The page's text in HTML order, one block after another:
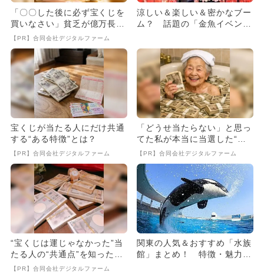
「〇〇した後に必ず宝くじを
買いなさい」貧乏が億万長者
に
【PR】合同会社デジタルファーム
涼しい＆楽しい＆密かなブー
ム？ 話題の「金魚イベン
宝くじが当たる人にだけ共通
する“ある特徴”とは？
【PR】合同会社デジタルファーム
「どうせ当たらない」と思っ
てた私が本当に当選した“買
い方”がこれ
【PR】合同会社デジタルファーム
“宝くじは運じゃなかった”当
たる人の“共通点”を知っただ
け
【PR】合同会社デジタルファーム
関東の人気＆おすすめ「水族
館」まとめ！ 特徴・魅力も